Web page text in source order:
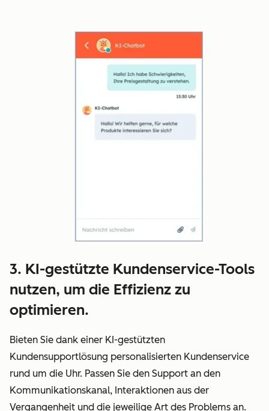
3. KI-gestützte Kundenservice-Tools
nutzen, um die Effizienz zu
optimieren.
Bieten Sie dank einer KI-gestützten
Kundensupportlösung personalisierten Kundenservice
rund um die Uhr. Passen Sie den Support an den
Kommunikationskanal, Interaktionen aus der
Vergangenheit und die jeweilige Art des Problems an.